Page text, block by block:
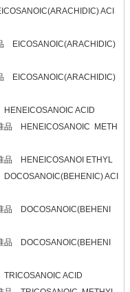
ACI
EICOSANOIC(ARACHIDIC)
EICOSANOIC(ARACHIDIC)
ACID
品 HENEICOSANOIC METH
品 HENEICOSANOI ETHYL
ACI
品 DOCOSANOIC(BEHENI
品 DOCOSANOIC(BEHENI
ACID